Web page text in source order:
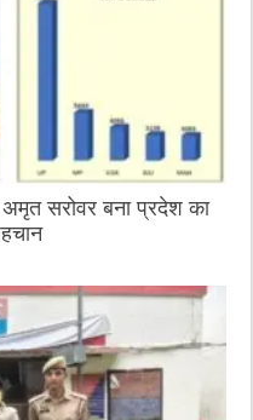
सरोवर बना प्रदेश का